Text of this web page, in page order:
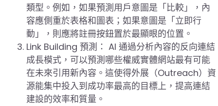
類型。例如，如果預測用戶意圖是「比較」，內
容應側重於表格和圖表；如果意圖是「立即行
動」，則應將註冊按鈕置於最顯眼的位置。
Link Building 預測： AI 通過分析內容的反向連結
成長模式，可以預測哪些權威實體網站最有可能
在未來引用新內容。這使得外展（Outreach）資
源能集中投入到成功率最高的目標上，提高連結
建設的效率和質量。